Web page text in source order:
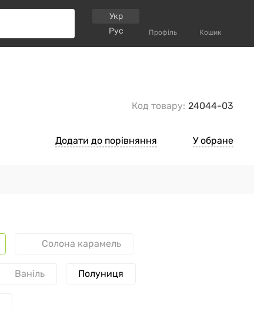
Укр
Рус
Профіль Кошик
Код товару: 24044-03
Додати до порівняння У обране
Солона карамель
Ваніль Полуниця